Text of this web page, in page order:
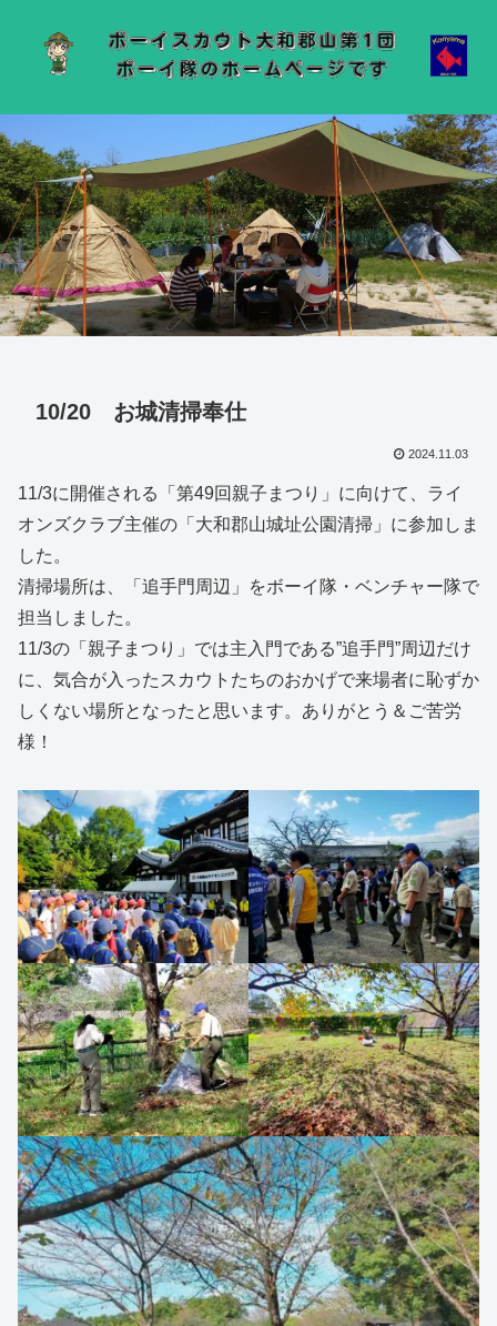
10/20 お城清掃奉仕
2024.11.03
11/3に開催される「第49回親子まつり」に向けて、ライ
オンズクラブ主催の「大和郡山城址公園清掃」に参加しま
した。
清掃場所は、「追手門周辺」をボーイ隊・ベンチャー隊で
担当しました。
11/3の「親子まつり」では主入門である”追手門”周辺だけ
に、気合が入ったスカウトたちのおかげで来場者に恥ずか
しくない場所となったと思います。ありがとう＆ご苦労
様！